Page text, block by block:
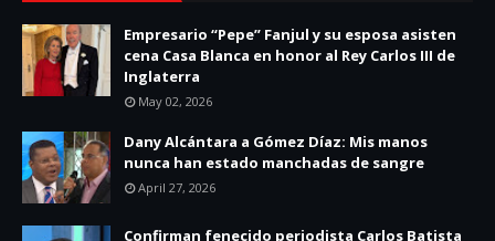
Empresario “Pepe” Fanjul y su esposa asisten
cena Casa Blanca en honor al Rey Carlos III de
Inglaterra
May 02, 2026
Dany Alcántara a Gómez Díaz: Mis manos
nunca han estado manchadas de sangre
April 27, 2026
Confirman fenecido periodista Carlos Batista